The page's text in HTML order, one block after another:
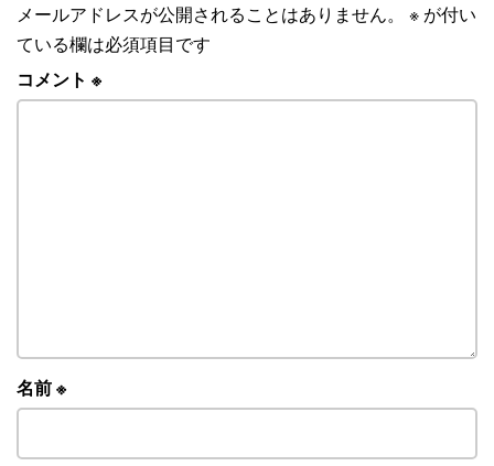
メールアドレスが公開されることはありません。 ※ が付い
ている欄は必須項目です
コメント ※
名前※